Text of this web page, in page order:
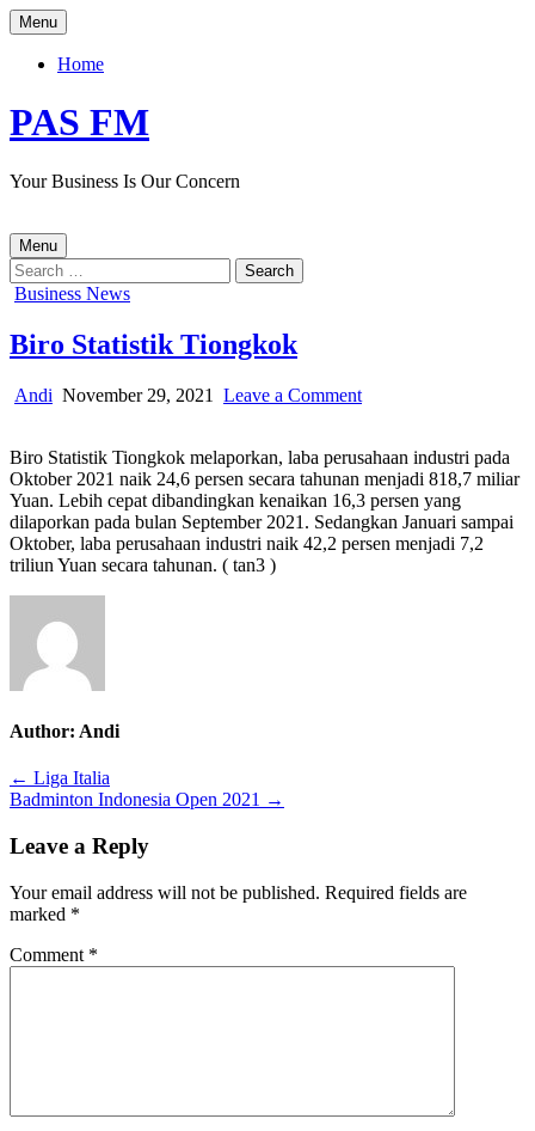
Skip
to
content
Menu
Home
PAS FM
Your Business Is Our Concern
Menu
Search
for:
Posted
Business News
Biro Statistik Tiongkok
Author:
Andi Published
November 29, 2021 Leave a Commenton
Tiongkok
Biro Statistik Tiongkok melaporkan, laba perusahaan industri pada
Oktober 2021 naik 24,6 persen secara tahunan menjadi 818,7 miliar
Yuan. Lebih cepat dibandingkan kenaikan 16,3 persen yang
dilaporkan pada bulan September 2021. Sedangkan Januari sampai
Oktober, laba perusahaan industri naik 42,2 persen menjadi 7,2
triliun Yuan secara tahunan. ( tan3 )
Author: Andi
Post
navigation
← Liga Italia
Badminton Indonesia Open 2021 →
Leave a Reply
Your email address will not be published. Required fields are
marked *
Comment *